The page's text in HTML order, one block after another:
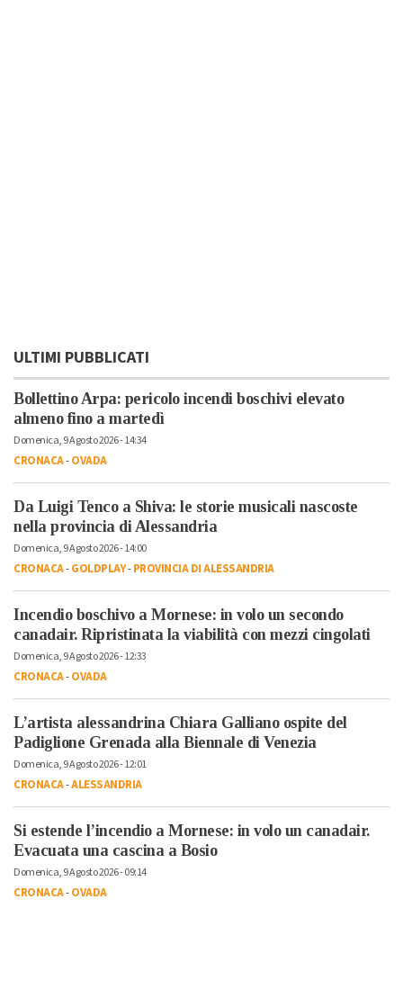
ULTIMI PUBBLICATI
Bollettino Arpa: pericolo incendi boschivi elevato
almeno fino a martedì
Domenica, 9 Agosto 2026 - 14:34
CRONACA-OVADA
Da Luigi Tenco a Shiva: le storie musicali nascoste
nella provincia di Alessandria
Domenica, 9 Agosto 2026 - 14:00
CRONACA-GOLDPLAY-PROVINCIA DI ALESSANDRIA
Incendio boschivo a Mornese: in volo un secondo
canadair. Ripristinata la viabilità con mezzi cingolati
Domenica, 9 Agosto 2026 - 12:33
CRONACA-OVADA
L’artista alessandrina Chiara Galliano ospite del
Padiglione Grenada alla Biennale di Venezia
Domenica, 9 Agosto 2026 - 12:01
CRONACA-ALESSANDRIA
Si estende l’incendio a Mornese: in volo un canadair.
Evacuata una cascina a Bosio
Domenica, 9 Agosto 2026 - 09:14
CRONACA-OVADA